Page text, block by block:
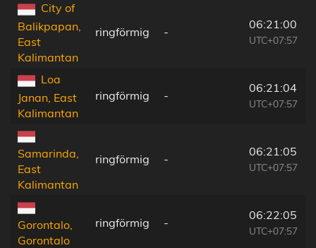
City of
Balikpapan,
East
Kalimantan
ringförmig -
06:21:00
UTC+07:57
Loa
Janan, East
Kalimantan
ringförmig -
06:21:04
UTC+07:57
Samarinda,
East
Kalimantan
ringförmig -
06:21:05
UTC+07:57
Gorontalo,
Gorontalo
ringförmig -
06:22:05
UTC+07:57